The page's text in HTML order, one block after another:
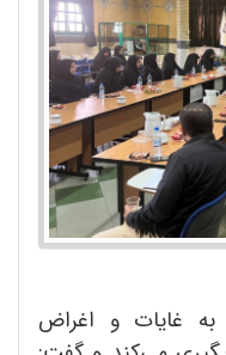
غایات و اغراض